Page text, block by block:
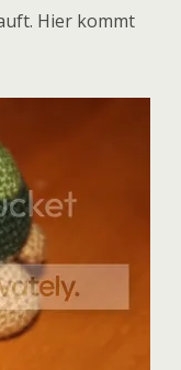
Hier kommt